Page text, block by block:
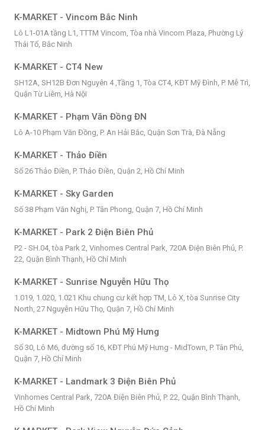
K-MARKET - Vincom Bắc Ninh
Lô L1-01A tầng L1, TTTM Vincom, Tòa nhà Vincom Plaza, Phường Lý
Thái Tổ, Bắc Ninh
K-MARKET - CT4 New
SH12A, SH12B Đơn Nguyên 4 ,Tầng 1, Tòa CT4, KĐT Mỹ Đình, P. Mễ Trì,
Quận Từ Liêm, Hà Nội
K-MARKET - Phạm Văn Đồng ĐN
Lô A-10 Phạm Văn Đồng, P. An Hải Bắc, Quận Sơn Trà, Đà Nẵng
K-MARKET - Thảo Điền
Số 26 Thảo Điền, P. Thảo Điền, Quận 2, Hồ Chí Minh
K-MARKET - Sky Garden
Số 38 Phạm Văn Nghị, P. Tân Phong, Quận 7, Hồ Chí Minh
K-MARKET - Park 2 Điện Biên Phủ
P2 - SH.04, tòa Park 2, Vinhomes Central Park, 720A Điện Biên Phủ, P.
22, Quận Bình Thạnh, Hồ Chí Minh
K-MARKET - Sunrise Nguyễn Hữu Thọ
1.019, 1.020, 1.021 Khu chung cư kết hợp TM, Lô X, tòa Sunrise City
North, 27 Nguyễn Hữu Thọ, Quận 7, Hồ Chí Minh
K-MARKET - Midtown Phú Mỹ Hưng
Số 30, Lô M6, đường số 16, KĐT Phú Mỹ Hưng - MidTown, P. Tân Phú,
Quận 7, Hồ Chí Minh
K-MARKET - Landmark 3 Điện Biên Phủ
Vinhomes Central Park, 720A Điện Biên Phủ, P. 22, Quận Bình Thạnh,
Hồ Chí Minh